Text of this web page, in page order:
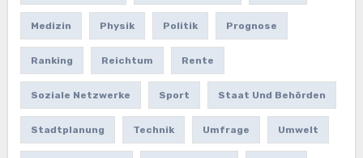
Medizin Physik Politik Prognose
Ranking Reichtum Rente
Soziale Netzwerke Sport Staat Und Behörden
Stadtplanung Technik Umfrage Umwelt